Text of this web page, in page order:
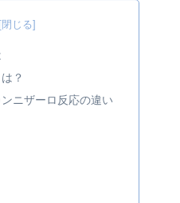
？
ニザーロ反応の違い